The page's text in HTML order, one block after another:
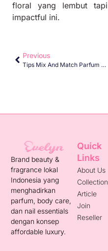
floral yang lembut tapi
impactful ini.
Previous
Tips Mix And Match Parfum Dan Handbody Sesuai PH Kulit
Brand beauty &
fragrance lokal
Indonesia yang
menghadirkan
parfum, body care,
dan nail essentials
dengan konsep
affordable luxury.
Quick
Links
About Us
Collection
Article
Join
Reseller